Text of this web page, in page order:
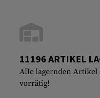
11196 ARTIKEL
Alle lagernden Artikel
vorrätig!